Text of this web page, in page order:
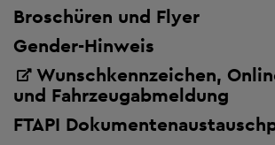
Broschüren und Flyer
Gender-Hinweis
Wunschkennzeichen,
und Fahrzeugabmeldung
FTAPI